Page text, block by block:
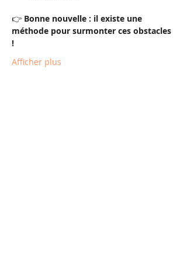
👉 Bonne nouvelle : il existe une
méthode pour surmonter ces obstacles
!
Afficher plus